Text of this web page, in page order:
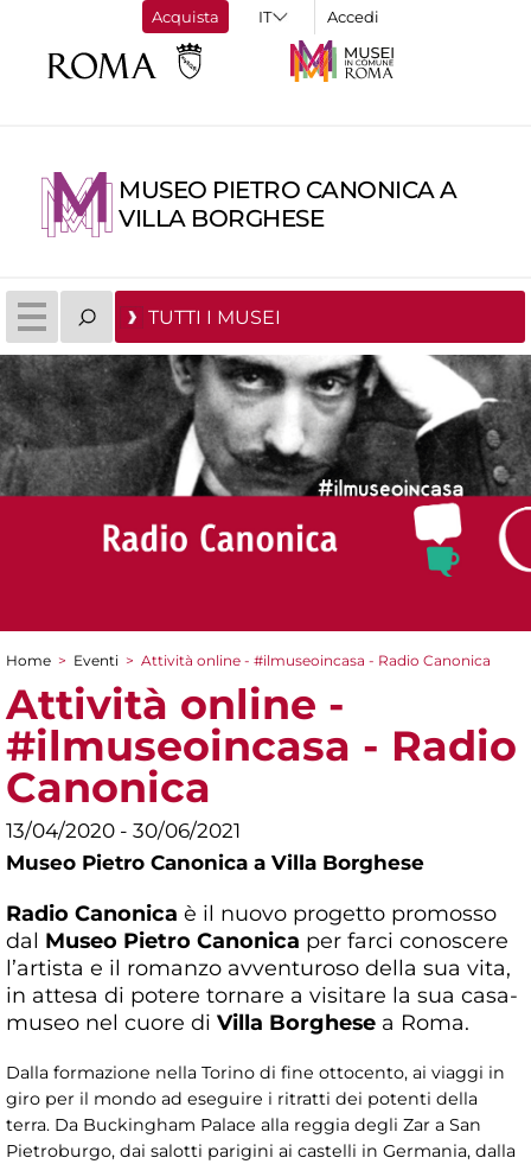
Acquista Accedi
MUSEO PIETRO CANONICA A
VILLA BORGHESE
TUTTI I MUSEI
Tu sei qui
Home > Eventi > Attività online - #ilmuseoincasa - Radio Canonica
Attività online -
#ilmuseoincasa - Radio
Canonica
13/04/2020 - 30/06/2021
Museo Pietro Canonica a Villa Borghese
Radio Canonica è il nuovo progetto promosso
dal Museo Pietro Canonica per farci conoscere
l’artista e il romanzo avventuroso della sua vita,
in attesa di potere tornare a visitare la sua casa-
museo nel cuore di Villa Borghese a Roma.
Dalla formazione nella Torino di fine ottocento, ai viaggi in
giro per il mondo ad eseguire i ritratti dei potenti della
terra. Da Buckingham Palace alla reggia degli Zar a San
Pietroburgo, dai salotti parigini ai castelli in Germania, dalla